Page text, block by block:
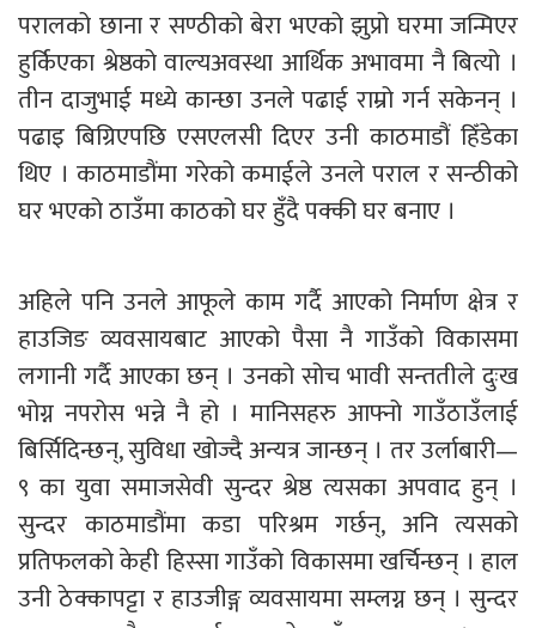
परालको छाना र सण्ठीको बेरा भएको झुप्रो घरमा जन्मिएर
हुर्किएका श्रेष्ठको वाल्यअवस्था आर्थिक अभावमा नै बित्यो ।
तीन दाजुभाई मध्ये कान्छा उनले पढाई राम्रो गर्न सकेनन् ।
पढाइ बिग्रिएपछि एसएलसी दिएर उनी काठमाडौं हिँडेका
थिए । काठमाडौंमा गरेको कमाईले उनले पराल र सन्ठीको
घर भएको ठाउँमा काठको घर हुँदै पक्की घर बनाए ।
अहिले पनि उनले आफूले काम गर्दै आएको निर्माण क्षेत्र र
हाउजिङ व्यवसायबाट आएको पैसा नै गाउँको विकासमा
लगानी गर्दै आएका छन् । उनको सोच भावी सन्ततीले दुःख
भोग्न नपरोस भन्ने नै हो । मानिसहरु आफ्नो गाउँठाउँलाई
बिर्सिदिन्छन्, सुविधा खोज्दै अन्यत्र जान्छन् । तर उर्लाबारी—
९ का युवा समाजसेवी सुन्दर श्रेष्ठ त्यसका अपवाद हुन् ।
सुन्दर काठमाडौंमा कडा परिश्रम गर्छन्, अनि त्यसको
प्रतिफलको केही हिस्सा गाउँको विकासमा खर्चिन्छन् । हाल
उनी ठेक्कापट्टा र हाउजीङ्ग व्यवसायमा सम्लग्न छन् । सुन्दर